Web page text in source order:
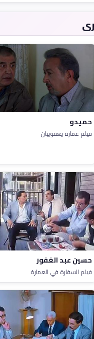
حميدو
فيلم عمارة يعقوبيان
حسين عبد الغفور
فيلم السفارة في العمارة